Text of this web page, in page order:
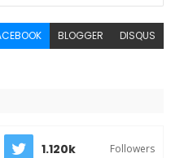
BLOGGER DISQUS
1.120k Followers